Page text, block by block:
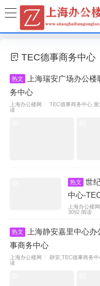
TEC德事商务中心
热文
上海瑞安广场办公
务中心
上海办公楼网 / TEC德事商务中心 黄
读
热文
世
中心-
上海办公楼网
3092 阅读
热文
上海静安嘉里中心
事商务中心
上海办公楼网 / 静安,TEC德事商务中
读